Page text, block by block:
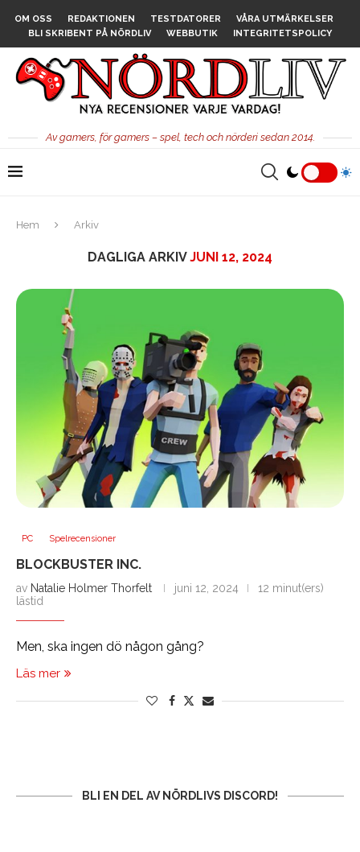
OM OSS REDAKTIONEN TESTDATORER
VÅRA UTMÄRKELSER
BLI SKRIBENT PÅ NÖRDLIV
WEBBUTIK INTEGRITETSPOLICY
Av gamers, för gamers – spel, tech och nörderi sedan 2014.
Hem Arkiv
DAGLIGA ARKIVJUNI 12, 2024
PC Spelrecensioner
BLOCKBUSTER INC.
av Natalie Holmer Thorfelt juni 12, 2024
12 minut(ers)
lästid
Men, ska ingen dö någon gång?
Läs mer
BLI EN DEL AV NÖRDLIVS DISCORD!